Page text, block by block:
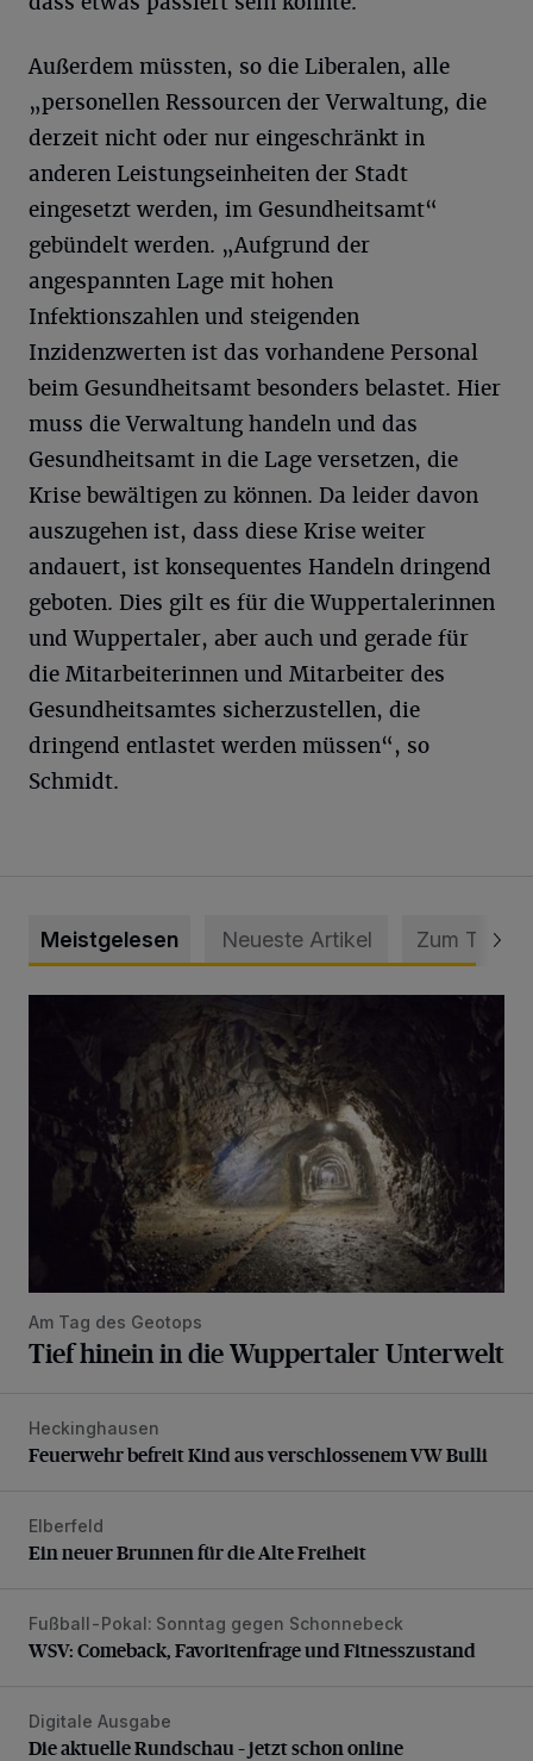
Außerdem müssten, so die Liberalen, alle
„personellen Ressourcen der Verwaltung, die
derzeit nicht oder nur eingeschränkt in
anderen Leistungseinheiten der Stadt
eingesetzt werden, im Gesundheitsamt“
gebündelt werden. „Aufgrund der
angespannten Lage mit hohen
Infektionszahlen und steigenden
Inzidenzwerten ist das vorhandene Personal
beim Gesundheitsamt besonders belastet. Hier
muss die Verwaltung handeln und das
Gesundheitsamt in die Lage versetzen, die
Krise bewältigen zu können. Da leider davon
auszugehen ist, dass diese Krise weiter
andauert, ist konsequentes Handeln dringend
geboten. Dies gilt es für die Wuppertalerinnen
und Wuppertaler, aber auch und gerade für
die Mitarbeiterinnen und Mitarbeiter des
Gesundheitsamtes sicherzustellen, die
dringend entlastet werden müssen“, so
Schmidt.
Meistgelesen Neueste Artikel Zum Thema
Am Tag des Geotops
Tief hinein in die Wuppertaler Unterwelt
Feuerwehr befreit Kind aus verschlossenem VW Bulli
Heckinghausen
Feuerwehr befreit Kind aus verschlossenem VW Bulli
Ein neuer Brunnen für die Alte Freiheit
Elberfeld
Ein neuer Brunnen für die Alte Freiheit
WSV: Comeback, Favoritenfrage und Fitnesszustand
Fußball-Pokal: Sonntag gegen Schonnebeck
WSV: Comeback, Favoritenfrage und Fitnesszustand
Die aktuelle Rundschau – jetzt schon online
Digitale Ausgabe
Die aktuelle Rundschau – jetzt schon online